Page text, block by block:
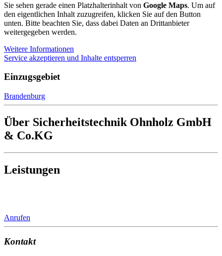
Sie sehen gerade einen Platzhalterinhalt von Google Maps. Um auf
den eigentlichen Inhalt zuzugreifen, klicken Sie auf den Button
unten. Bitte beachten Sie, dass dabei Daten an Drittanbieter
weitergegeben werden.
Weitere Informationen
Service akzeptieren und Inhalte entsperren
Einzugsgebiet
Brandenburg
Über Sicherheitstechnik Ohnholz GmbH
& Co.KG
Leistungen
Anrufen
Kontakt